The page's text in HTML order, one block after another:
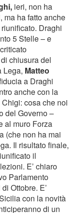
ieri, non ha
ma ha fatto anche
Draghi
5 Stelle – e
chiusura del
Lega, Matteo
a Draghi
anche con la
Chigi: cosa che noi
del Governo –
al muro Forza
(che non ha mai
Il risultato finale,
il
E’ chiaro
Parlamento
Ottobre. E’
con la novità
di un